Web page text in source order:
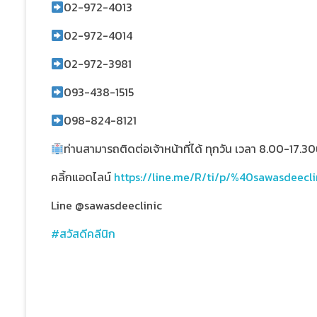
02-972-4013
02-972-4014
02-972-3981
093-438-1515
098-824-8121
ท่านสามารถติดต่อเจ้าหน้าที่ได้ ทุกวัน เวลา 8.00-
คลิ้กแอดไลน์ https://line.me/R/ti/p/
Line @sawasdeeclinic
#สวัสดีคลีนิก